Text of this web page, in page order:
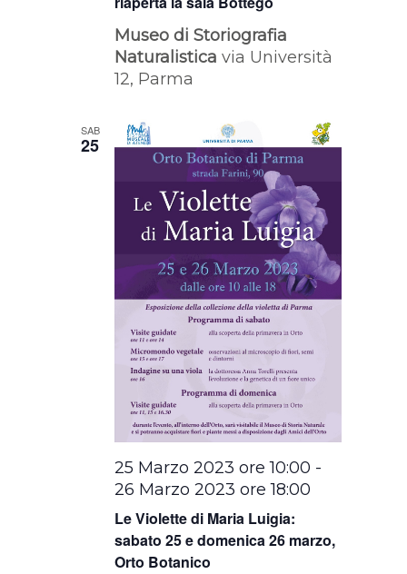
Museo di Storiografia
Naturalisticavia Università
12, Parma
SAB
25
Le Violette di Maria Luigia:
sabato 25 e domenica 26 marzo,
Orto Botanico
25 Marzo 2023 ore 10:00 -
26 Marzo 2023 ore 18:00